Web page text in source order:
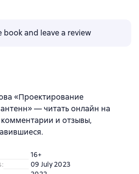
book and leave a review
«Проектирование
— читать онлайн на
комментарии и отзывы,
16+
:
09 July 2023